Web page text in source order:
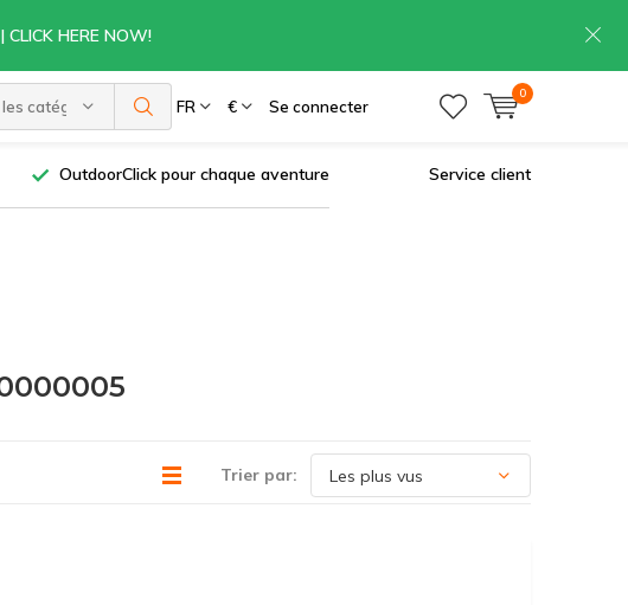
catégories FR € Se connecter
0
HERE NOW!
OutdoorClick pour chaque aventure Service client
Trier par: